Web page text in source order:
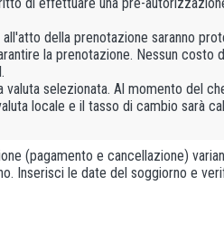
della prenotazione saranno
la prenotazione. Nessun costo
valuta selezionata. Al momento del
locale e il tasso di cambio sarà
(pagamento e cancellazione)
Inserisci le date del soggiorno e